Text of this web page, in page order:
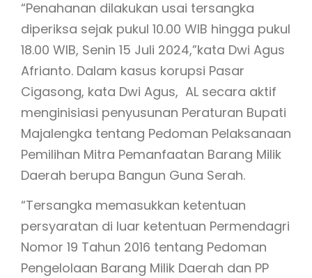
“Penahanan dilakukan usai tersangka
diperiksa sejak pukul 10.00 WIB hingga pukul
18.00 WIB, Senin 15 Juli 2024,”kata Dwi Agus
Afrianto. Dalam kasus korupsi Pasar
Cigasong, kata Dwi Agus, AL secara aktif
menginisiasi penyusunan Peraturan Bupati
Majalengka tentang Pedoman Pelaksanaan
Pemilihan Mitra Pemanfaatan Barang Milik
Daerah berupa Bangun Guna Serah.
“Tersangka memasukkan ketentuan
persyaratan di luar ketentuan Permendagri
Nomor 19 Tahun 2016 tentang Pedoman
Pengelolaan Barang Milik Daerah dan PP